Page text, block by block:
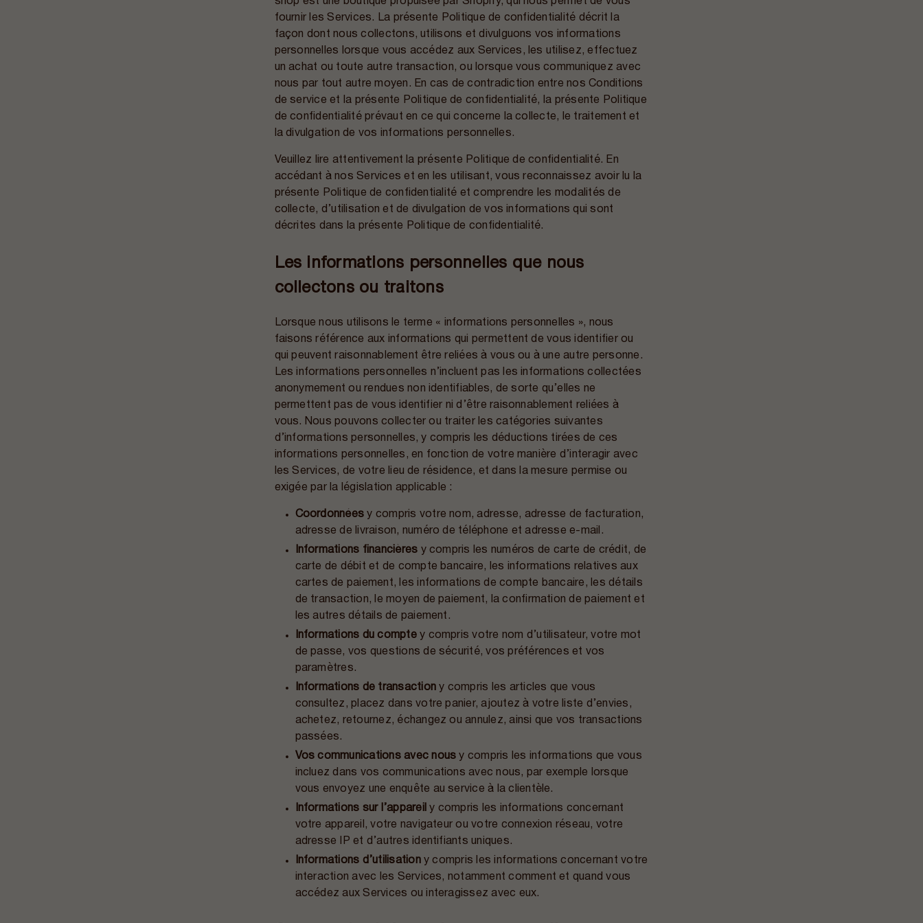
fournir les Services. La présente Politique de confidentialité décrit la
façon dont nous collectons, utilisons et divulguons vos informations
personnelles lorsque vous accédez aux Services, les utilisez, effectuez
un achat ou toute autre transaction, ou lorsque vous communiquez avec
nous par tout autre moyen. En cas de contradiction entre nos Conditions
de service et la présente Politique de confidentialité, la présente Politique
de confidentialité prévaut en ce qui concerne la collecte, le traitement et
la divulgation de vos informations personnelles.
Veuillez lire attentivement la présente Politique de confidentialité. En
accédant à nos Services et en les utilisant, vous reconnaissez avoir lu la
présente Politique de confidentialité et comprendre les modalités de
collecte, d’utilisation et de divulgation de vos informations qui sont
décrites dans la présente Politique de confidentialité.
Les informations personnelles que nous
collectons ou traitons
Lorsque nous utilisons le terme « informations personnelles », nous
faisons référence aux informations qui permettent de vous identifier ou
qui peuvent raisonnablement être reliées à vous ou à une autre personne.
Les informations personnelles n’incluent pas les informations collectées
anonymement ou rendues non identifiables, de sorte qu’elles ne
permettent pas de vous identifier ni d’être raisonnablement reliées à
vous. Nous pouvons collecter ou traiter les catégories suivantes
d’informations personnelles, y compris les déductions tirées de ces
informations personnelles, en fonction de votre manière d’interagir avec
les Services, de votre lieu de résidence, et dans la mesure permise ou
exigée par la législation applicable :
Coordonnées y compris votre nom, adresse, adresse de facturation,
adresse de livraison, numéro de téléphone et adresse e-mail.
Informations financières y compris les numéros de carte de crédit, de
carte de débit et de compte bancaire, les informations relatives aux
cartes de paiement, les informations de compte bancaire, les détails
de transaction, le moyen de paiement, la confirmation de paiement et
les autres détails de paiement.
Informations du comptey compris votre nom d’utilisateur, votre mot
de passe, vos questions de sécurité, vos préférences et vos
paramètres.
Informations de transactiony compris les articles que vous
consultez, placez dans votre panier, ajoutez à votre liste d’envies,
achetez, retournez, échangez ou annulez, ainsi que vos transactions
passées.
Vos communications avec nous y compris les informations que vous
incluez dans vos communications avec nous, par exemple lorsque
vous envoyez une enquête au service à la clientèle.
Informations sur l’appareil
y compris les informations concernant
votre appareil, votre navigateur ou votre connexion réseau, votre
adresse IP et d’autres identifiants uniques.
Informations d’utilisationy compris les informations concernant votre
interaction avec les Services, notamment comment et quand vous
accédez aux Services ou interagissez avec eux.